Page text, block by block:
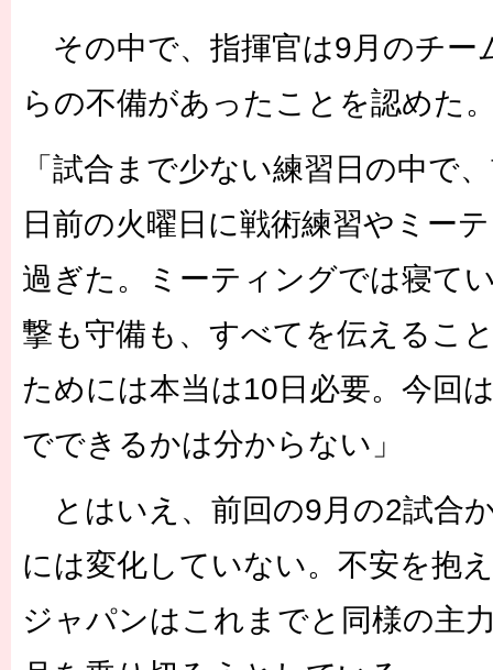
その中で、指揮官は9月のチー
らの不備があったことを認めた
「試合まで少ない練習日の中で
日前の火曜日に戦術練習やミー
過ぎた。ミーティングでは寝て
撃も守備も、すべてを伝えるこ
ためには本当は10日必要。今回
でできるかは分からない」
とはいえ、前回の9月の2試合
には変化していない。不安を抱
ジャパンはこれまでと同様の主